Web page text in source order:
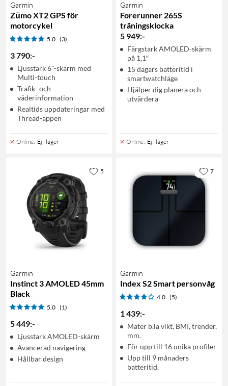
Garmin
Zūmo XT2 GPS för
motorcykel
5.0 (3)
3 790:-
Ljusstark 6"-skärm med
Multi-touch
Trafik- och
väderinformation
Realtids uppdateringar med
Thread-appen
Online: Ej i lager
Garmin
Forerunner 265S
träningsklocka
5 949:-
Färgstark AMOLED-skärm
på 1,1″
15 dagars batteritid i
smartwatchläge
Hjälper dig planera och
utvärdera
Online: Ej i lager
Garmin
Instinct 3 AMOLED 45mm
Black
5.0 (1)
5 449:-
Ljusstark AMOLED-skärm
Avancerad navigering
Hållbar design
5
Garmin
Index S2 Smart personvåg
4.0 (5)
1 439:-
Mäter b.la vikt, BMI, trender,
mm.
För upp till 16 unika profiler
Upp till 9 månaders
batteritid.
7